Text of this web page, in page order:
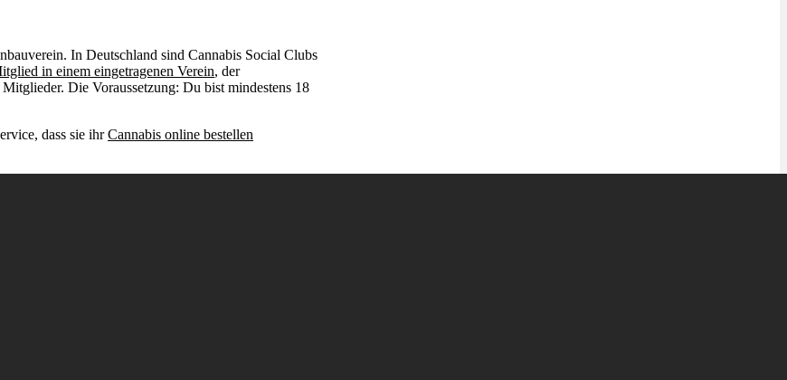
In Deutschland sind Cannabis Social Clubs
in einem eingetragenen Verein, der
Die Voraussetzung: Du bist mindestens 18
dass sie ihrCannabis online bestellen